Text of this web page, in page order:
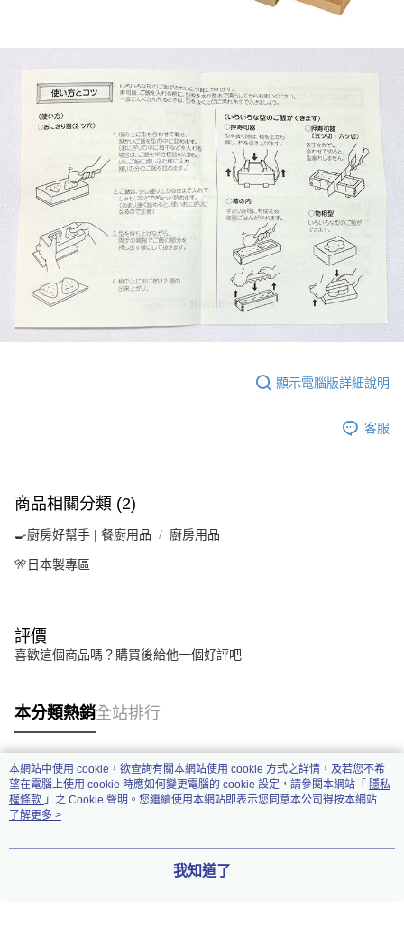
顯示電腦版詳細說明
客服
商品相關分類 (2)
🍳廚房好幫手 | 餐廚用品 廚房用品
🎌日本製專區
評價
喜歡這個商品嗎？購買後給他一個好評吧
本分類熱銷全站排行
熱門標籤
本網站中使用 cookie，欲查詢有關本網站使用 cookie 方式之詳情，及若您不希
望在電腦上使用 cookie 時應如何變更電腦的 cookie 設定，請參閱本網站「 隱私
權條款 」之 Cookie 聲明。您繼續使用本網站即表示您同意本公司得按本網站使
用條款之 Cookie 聲明使用 cookie。
了解更多 >
我知道了